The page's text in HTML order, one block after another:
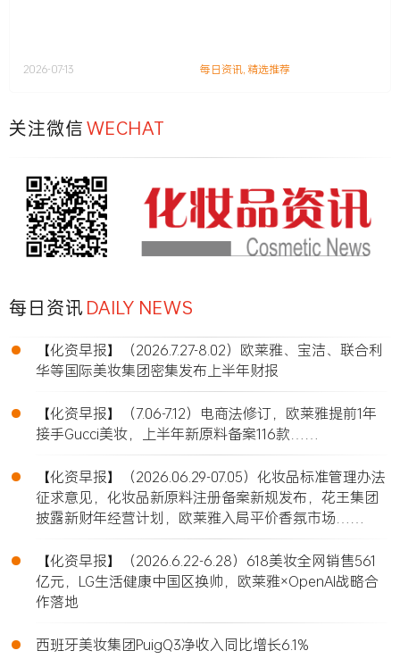
2026-07-13 每日资讯,精选推荐
关注微信WECHAT
每日资讯DAILY NEWS
•
【化资早报】（2026.7.27-8.02）欧莱雅、宝洁、联合利
华等国际美妆集团密集发布上半年财报
•
【化资早报】（7.06-7.12）电商法修订，欧莱雅提前1年
接手Gucci美妆，上半年新原料备案116款……
•
【化资早报】（2026.06.29-07.05）化妆品标准管理办法
征求意见，化妆品新原料注册备案新规发布，花王集团
披露新财年经营计划，欧莱雅入局平价香氛市场……
•
【化资早报】（2026.6.22-6.28）618美妆全网销售561
亿元，LG生活健康中国区换帅，欧莱雅×OpenAI战略合
作落地
• 西班牙美妆集团PuigQ3净收入同比增长6.1%